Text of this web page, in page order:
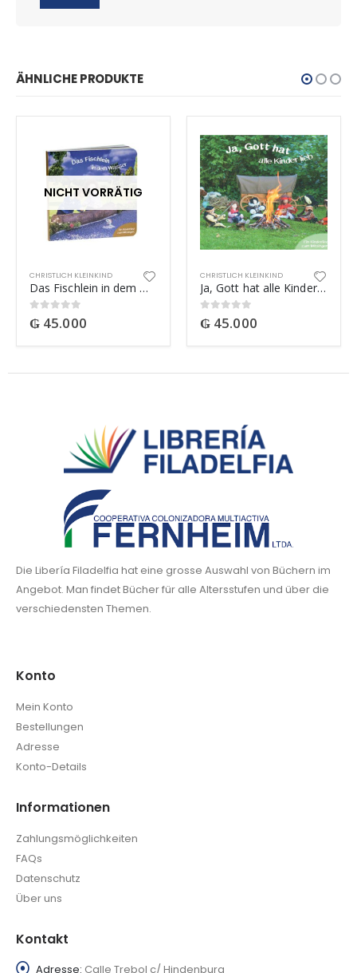
ÄHNLICHE PRODUKTE
NICHT VORRÄTIG
CHRISTLICH KLEINKIND
Das Fischlein in dem Wasser
0out of 5
₲ 45.000
CHRISTLICH KLEINKIND
Ja, Gott hat alle Kinder lieb
0out of 5
₲ 45.000
Die Libería Filadelfia hat eine grosse Auswahl von Büchern im
Angebot. Man findet Bücher für alle Altersstufen und über die
verschiedensten Themen.
Konto
Mein Konto
Bestellungen
Adresse
Konto-Details
Informationen
Zahlungsmöglichkeiten
FAQs
Datenschutz
Über uns
Kontakt
Adresse: Calle Trebol c/ Hindenburg